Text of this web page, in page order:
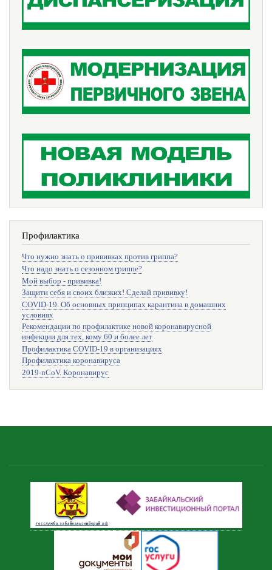
Профилактика
Что нужно знать о прививках против гриппа?
Что надо знать о сезонном гриппе?
Мой выбор - прививка!
Защити себя и своих близких! Сделай прививку!
COVID-19. Об основных принципах карантина в домашних
условиях
Рекомендации по профилактике новой коронавирусной
инфекции для тех, кому 60 и более лет
Профилактика COVID-19 в организациях
Профилактика коронавируса
2019-nCoV. Коронавирус